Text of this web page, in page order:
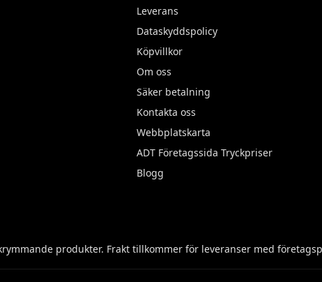
Leverans
Dataskyddspolicy
Köpvillkor
Om oss
Säker betalning
Kontakta oss
Webbplatskarta
ADT Företagssida Tryckpriser
Blogg
produkter. Frakt tillkommer för leveranser med